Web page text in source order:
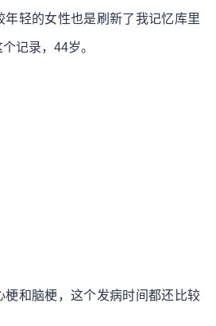
年轻的女性也是刷新了我记忆库里
记录，44岁。
梗和脑梗，这个发病时间都还比较